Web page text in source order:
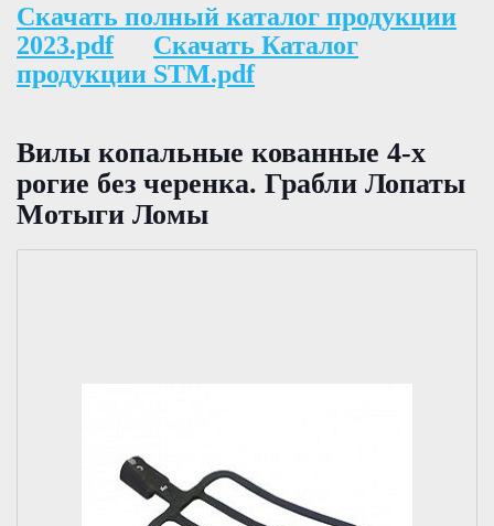
Скачать полный каталог продукции
2023.pdf
Скачать Каталог
продукции STM.pdf
Вилы копальные кованные 4-х
рогие без черенка. Грабли Лопаты
Мотыги Ломы